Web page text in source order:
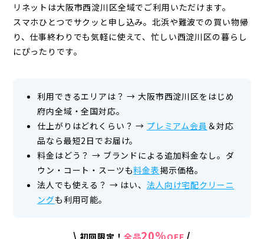
リネットは大阪市西淀川区全域でご利用いただけます。
スマホひとつでサクッと申し込み。北浜や難波での買い物帰
り、仕事終わりでも気軽に使えて、忙しい西淀川区の暮らし
にぴったりです。
利用できるエリアは？ →大阪市西淀川区をはじめ
府内全域・全国対応。
仕上がりはどれくらい？ → プレミアム会員 ＆対応
品なら最短2日でお届け。
料金はどう？ → ブランドによる追加料金なし。ダ
ウン・コート・スーツも料金表掲示価格。
法人でも使える？ → はい、 法人向け宅配クリーニ
ングも利用可能。
\ 20% /